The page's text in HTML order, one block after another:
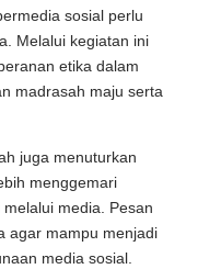
sosial perlu
Melalui kegiatan ini
etika dalam
madrasah maju serta
juga menuturkan
menggemari
media. Pesan
agar mampu menjadi
media sosial.